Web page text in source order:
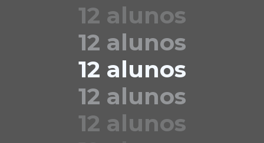
12 alunos
12 alunos
12 alunos
12 alunos
12 alunos